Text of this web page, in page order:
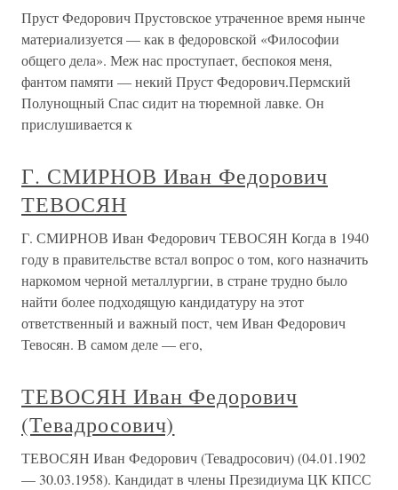
Пруст Федорович Прустовское утраченное время нынче
материализуется — как в федоровской «Философии
общего дела». Меж нас проступает, беспокоя меня,
фантом памяти — некий Пруст Федорович.Пермский
Полунощный Спас сидит на тюремной лавке. Он
прислушивается к
Г. СМИРНОВ Иван Федорович
ТЕВОСЯН
Г. СМИРНОВ Иван Федорович ТЕВОСЯН Когда в 1940
году в правительстве встал вопрос о том, кого назначить
наркомом черной металлургии, в стране трудно было
найти более подходящую кандидатуру на этот
ответственный и важный пост, чем Иван Федорович
Тевосян. В самом деле — его,
ТЕВОСЯН Иван Федорович
(Тевадросович)
ТЕВОСЯН Иван Федорович (Тевадросович) (04.01.1902
— 30.03.1958). Кандидат в члены Президиума ЦК КПСС